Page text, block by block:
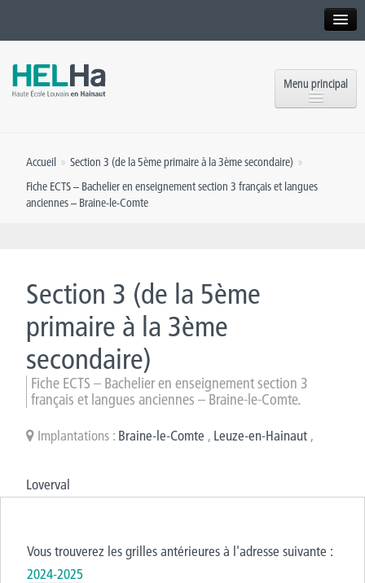
Formation continue et Recherche
Offres d’emploi
Menu principal
Implantations
Rencontrez-nous
Inscriptions
Accueil » Section 3 (de la 5ème primaire à la 3ème secondaire) »
Fiche ECTS – Bachelier en enseignement section 3 français et langues
anciennes – Braine-le-Comte
Section 3 (de la 5ème
primaire à la 3ème
secondaire)
Fiche ECTS – Bachelier en enseignement section 3
français et langues anciennes – Braine-le-Comte.
Implantations : Braine-le-Comte , Leuze-en-Hainaut ,
Loverval
Vous trouverez les grilles antérieures à l'adresse suivante :
2024-2025